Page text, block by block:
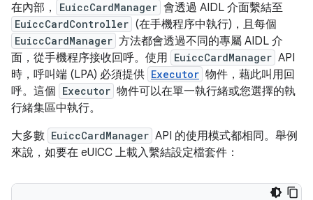
在內部， EuiccCardManager 會透過 AIDL 介面繫結至
EuiccCardController (在手機程序中執行)，且每個
EuiccCardManager 方法都會透過不同的專屬 AIDL 介
面，從手機程序接收回呼。使用 EuiccCardManager API
時，呼叫端 (LPA) 必須提供 Executor 物件，藉此叫用回
呼。這個 Executor 物件可以在單一執行緒或您選擇的執
行緒集區中執行。
大多數 EuiccCardManager API 的使用模式都相同。舉例
來說，如要在 eUICC 上載入繫結設定檔套件：